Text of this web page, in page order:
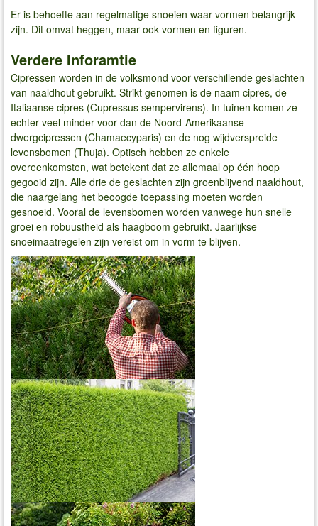
Er is behoefte aan regelmatige snoeien waar vormen belangrijk
zijn. Dit omvat heggen, maar ook vormen en figuren.
Verdere Inforamtie
Cipressen worden in de volksmond voor verschillende geslachten
van naaldhout gebruikt. Strikt genomen is de naam cipres, de
Italiaanse cipres (Cupressus sempervirens). In tuinen komen ze
echter veel minder voor dan de Noord-Amerikaanse
dwergcipressen (Chamaecyparis) en de nog wijdverspreide
levensbomen (Thuja). Optisch hebben ze enkele
overeenkomsten, wat betekent dat ze allemaal op één hoop
gegooid zijn. Alle drie de geslachten zijn groenblijvend naaldhout,
die naargelang het beoogde toepassing moeten worden
gesnoeid. Vooral de levensbomen worden vanwege hun snelle
groei en robuustheid als haagboom gebruikt. Jaarlijkse
snoeimaatregelen zijn vereist om in vorm te blijven.